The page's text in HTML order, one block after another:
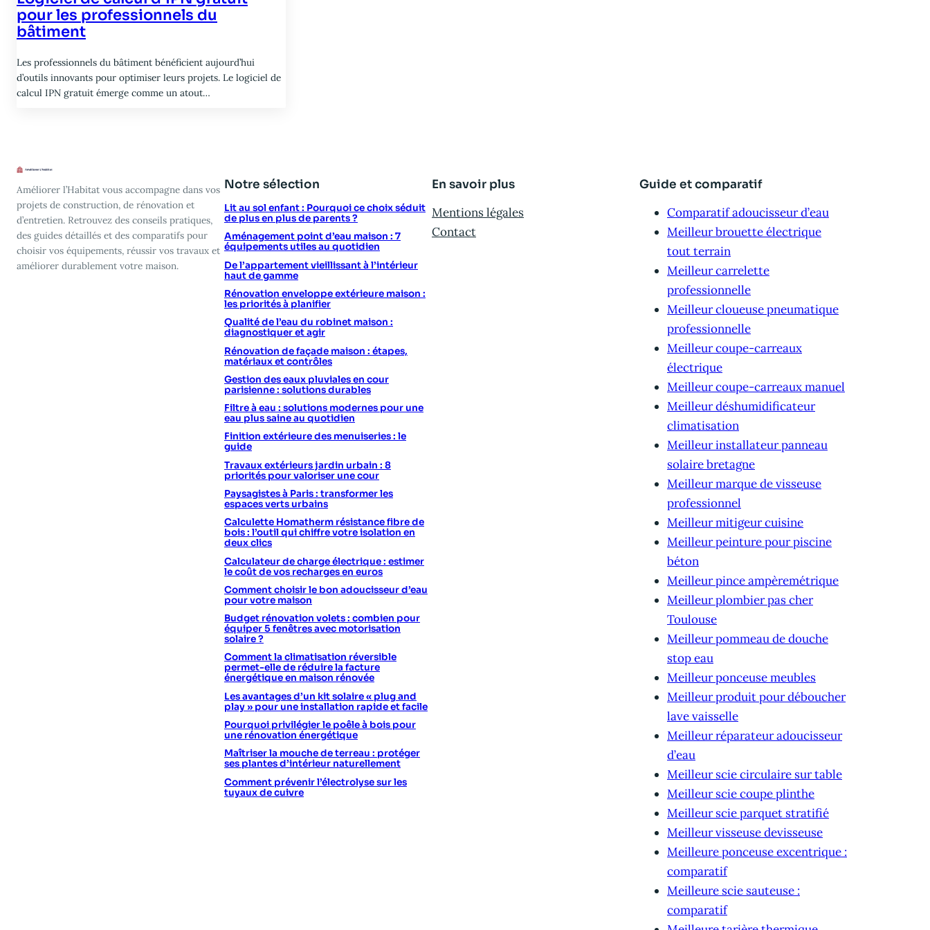
pour les professionnels du
bâtiment
Les professionnels du bâtiment bénéficient aujourd’hui
d’outils innovants pour optimiser leurs projets. Le logiciel de
calcul IPN gratuit émerge comme un atout…
Améliorer l’Habitat vous accompagne dans vos
projets de construction, de rénovation et
d’entretien. Retrouvez des conseils pratiques,
des guides détaillés et des comparatifs pour
choisir vos équipements, réussir vos travaux et
améliorer durablement votre maison.
Notre sélection
Lit au sol enfant : Pourquoi ce choix séduit
de plus en plus de parents ?
Aménagement point d’eau maison : 7
équipements utiles au quotidien
De l’appartement vieillissant à l’intérieur
haut de gamme
Rénovation enveloppe extérieure maison :
les priorités à planifier
Qualité de l’eau du robinet maison :
diagnostiquer et agir
Rénovation de façade maison : étapes,
matériaux et contrôles
Gestion des eaux pluviales en cour
parisienne : solutions durables
Filtre à eau : solutions modernes pour une
eau plus saine au quotidien
Finition extérieure des menuiseries : le
guide
Travaux extérieurs jardin urbain : 8
priorités pour valoriser une cour
Paysagistes à Paris : transformer les
espaces verts urbains
Calculette Homatherm résistance fibre de
bois : l’outil qui chiffre votre isolation en
deux clics
Calculateur de charge électrique : estimer
le coût de vos recharges en euros
Comment choisir le bon adoucisseur d’eau
pour votre maison
Budget rénovation volets : combien pour
équiper 5 fenêtres avec motorisation
solaire ?
Comment la climatisation réversible
permet-elle de réduire la facture
énergétique en maison rénovée
Les avantages d’un kit solaire « plug and
play » pour une installation rapide et facile
Pourquoi privilégier le poêle à bois pour
une rénovation énergétique
Maîtriser la mouche de terreau : protéger
ses plantes d’intérieur naturellement
Comment prévenir l’électrolyse sur les
tuyaux de cuivre
En savoir plus
Mentions légales
Contact
Guide et comparatif
Comparatif adoucisseur d’eau
Meilleur brouette électrique
tout terrain
Meilleur carrelette
professionnelle
Meilleur cloueuse pneumatique
professionnelle
Meilleur coupe-carreaux
électrique
Meilleur coupe-carreaux manuel
Meilleur déshumidificateur
climatisation
Meilleur installateur panneau
solaire bretagne
Meilleur marque de visseuse
professionnel
Meilleur mitigeur cuisine
Meilleur peinture pour piscine
béton
Meilleur pince ampèremétrique
Meilleur plombier pas cher
Toulouse
Meilleur pommeau de douche
stop eau
Meilleur ponceuse meubles
Meilleur produit pour déboucher
lave vaisselle
Meilleur réparateur adoucisseur
d’eau
Meilleur scie circulaire sur table
Meilleur scie coupe plinthe
Meilleur scie parquet stratifié
Meilleur visseuse devisseuse
Meilleure ponceuse excentrique :
comparatif
Meilleure scie sauteuse :
comparatif